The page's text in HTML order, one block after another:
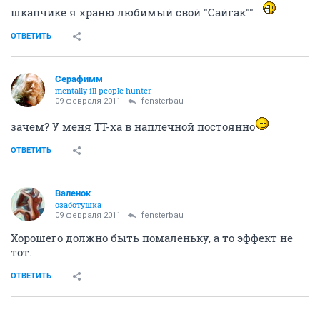
шкапчике я храню любимый свой "Сайгак""
ОТВЕТИТЬ
Серафимм
mentally ill people hunter
09 февраля 2011 fensterbau
зачем? У меня ТТ-ха в наплечной постоянно
ОТВЕТИТЬ
Валенок
озаботушка
09 февраля 2011 fensterbau
Хорошего должно быть помаленьку, а то эффект не
тот.
ОТВЕТИТЬ